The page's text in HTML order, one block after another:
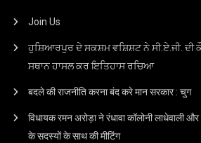
Join Us
ਹੁਸ਼ਿਆਰਪੁਰ ਦੇ ਸਕਸ਼ਮ ਵਸ਼ਿਸ਼ਟ ਨੇ ਸੀ.ਏ.ਜੀ. ਦੀ
ਸਥਾਨ ਹਾਸਲ ਕਰ ਇਤਿਹਾਸ ਰਚਿਆ
बदले की राजनीति करना बंद करे मान सरकार : चुग
विधायक रमन अरोड़ा ने रंधावा कॉलोनी लाधेवाली
के सदस्यों के साथ की मीटिंग